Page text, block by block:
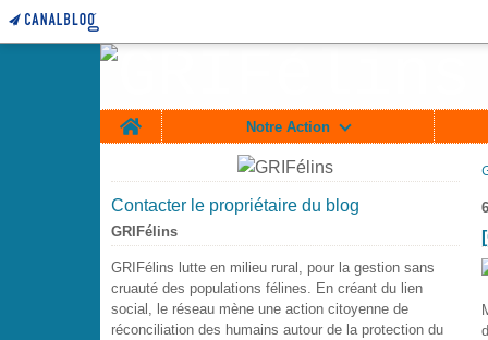
Home
Notre Action
Contacter le propriétaire du blog
GRIFélins
GRIFélins lutte en milieu rural, pour la gestion sans
cruauté des populations félines. En créant du lien
social, le réseau mène une action citoyenne de
réconciliation des humains autour de la protection du